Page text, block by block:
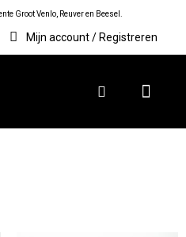
Groot Venlo, Reuver en Beesel.
Mijn account / Registreren